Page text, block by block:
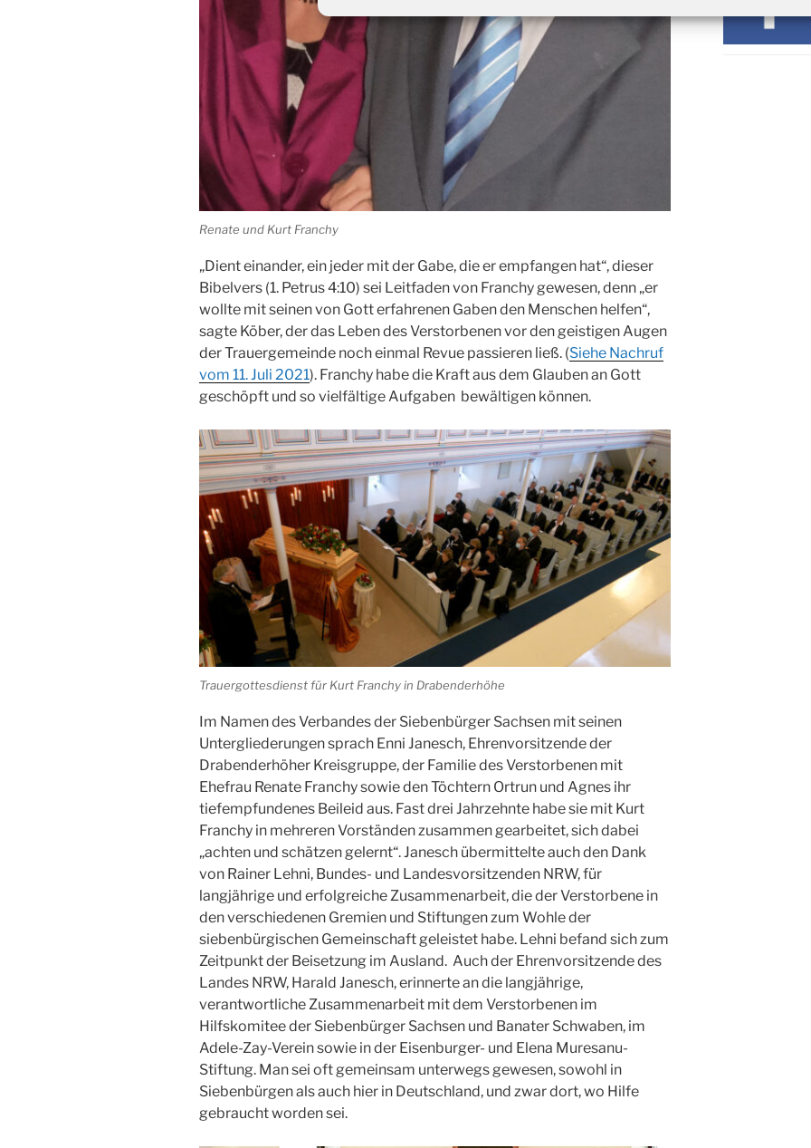
Renate und Kurt Franchy
„Dient einander, ein jeder mit der Gabe, die er empfangen hat“, dieser
Bibelvers (1. Petrus 4:10) sei Leitfaden von Franchy gewesen, denn „er
wollte mit seinen von Gott erfahrenen Gaben den Menschen helfen“,
sagte Köber, der das Leben des Verstorbenen vor den geistigen Augen
der Trauergemeinde noch einmal Revue passieren ließ. (Siehe Nachruf
vom 11. Juli 2021). Franchy habe die Kraft aus dem Glauben an Gott
geschöpft und so vielfältige Aufgaben bewältigen können.
Trauergottesdienst für Kurt Franchy in Drabenderhöhe
Im Namen des Verbandes der Siebenbürger Sachsen mit seinen
Untergliederungen sprach Enni Janesch, Ehrenvorsitzende der
Drabenderhöher Kreisgruppe, der Familie des Verstorbenen mit
Ehefrau Renate Franchy sowie den Töchtern Ortrun und Agnes ihr
tiefempfundenes Beileid aus. Fast drei Jahrzehnte habe sie mit Kurt
Franchy in mehreren Vorständen zusammen gearbeitet, sich dabei
„achten und schätzen gelernt“. Janesch übermittelte auch den Dank
von Rainer Lehni, Bundes- und Landesvorsitzenden NRW, für
langjährige und erfolgreiche Zusammenarbeit, die der Verstorbene in
den verschiedenen Gremien und Stiftungen zum Wohle der
siebenbürgischen Gemeinschaft geleistet habe. Lehni befand sich zum
Zeitpunkt der Beisetzung im Ausland. Auch der Ehrenvorsitzende des
Landes NRW, Harald Janesch, erinnerte an die langjährige,
verantwortliche Zusammenarbeit mit dem Verstorbenen im
Hilfskomitee der Siebenbürger Sachsen und Banater Schwaben, im
Adele-Zay-Verein sowie in der Eisenburger- und Elena Muresanu-
Stiftung. Man sei oft gemeinsam unterwegs gewesen, sowohl in
Siebenbürgen als auch hier in Deutschland, und zwar dort, wo Hilfe
gebraucht worden sei.
28.11.
10-12